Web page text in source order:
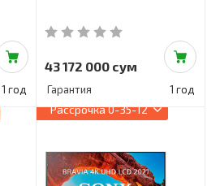
1 год
43 172 000 сум
Гарантия 1 год
Рассрочка0-35-12